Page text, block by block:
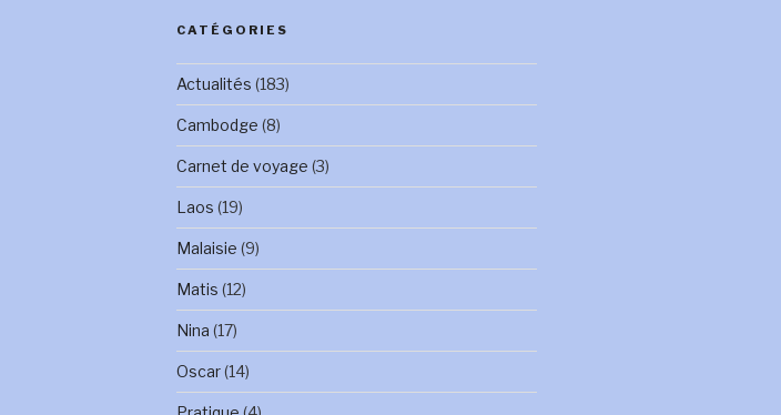
CATÉGORIES
Actualités (183)
Cambodge (8)
Carnet de voyage (3)
Laos (19)
Malaisie (9)
Matis (12)
Nina (17)
Oscar(14)